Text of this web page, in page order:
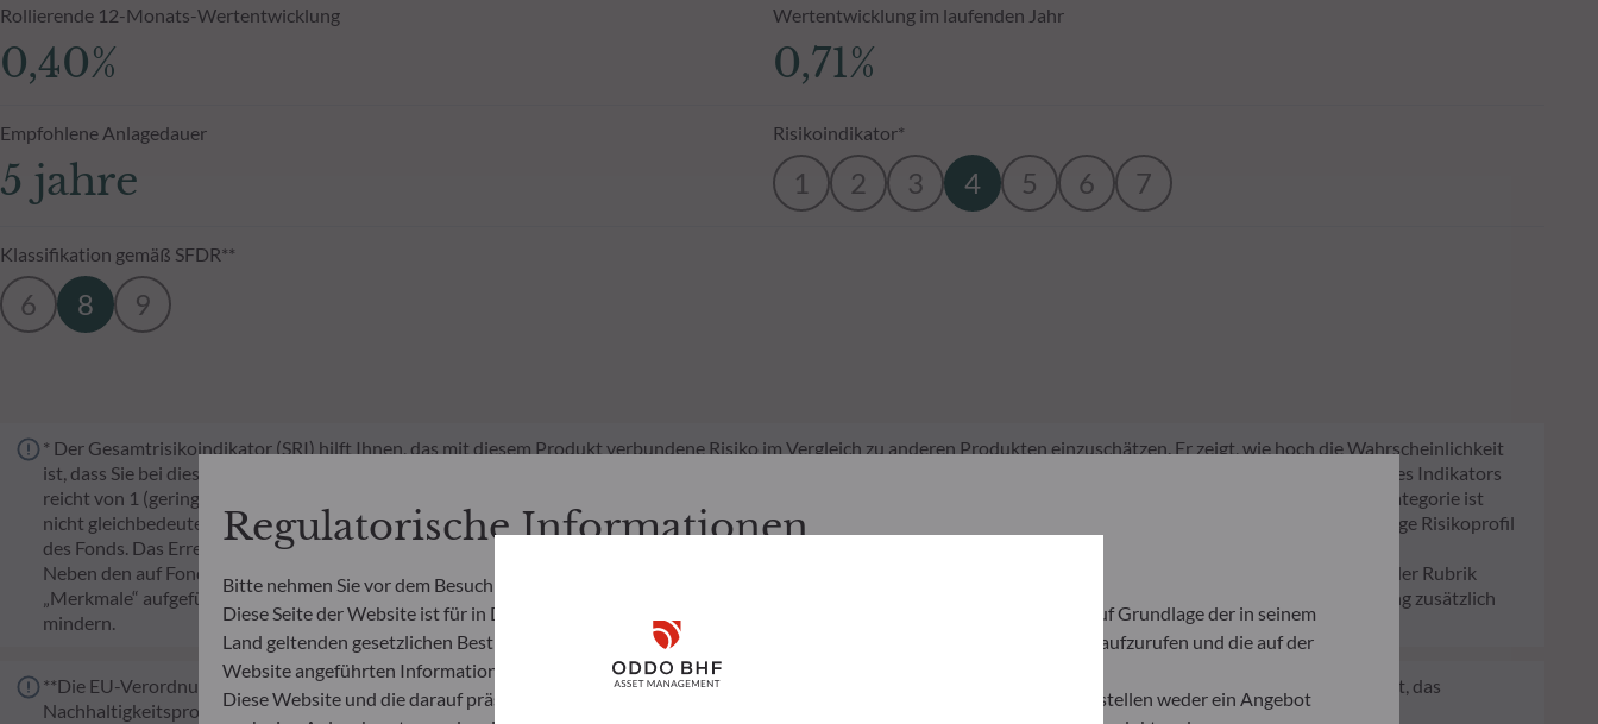
Disclaimer
Rollierende 12-Monats-Wertentwicklung
0,40%
Wertentwicklung im laufenden Jahr
0,71%
Empfohlene Anlagedauer
5 jahre
Risikoindikator*
1 2 3 4 5 6 7
Klassifikation gemäß SFDR**
6 8 9
* Der Gesamtrisikoindikator (SRI) hilft Ihnen, das mit diesem Produkt verbundene Risiko im Vergleich zu anderen Produkten einzuschätzen. Er zeigt, wie hoch die Wahrscheinlichkeit
ist, dass Sie bei diesem Produkt Geld verlieren, weil sich die Märkte in einer bestimmten Weise entwickeln oder wir nicht in der Lage sind, Sie auszubezahlen. Die Skala des Indikators
reicht von 1 (geringes Risiko) bis 7 (hohes Risiko). Die Einstufung ist nicht konstant und kann sich entsprechend dem Risikoprofil des Fonds verändern. Die niedrigste Kategorie ist
nicht gleichbedeutend mit risikolos. Historische Daten, wie sie zur Berechnung des SRI verwendet werden, sind möglicherweise kein verlässlicher Hinweis auf das künftige Risikoprofil
des Fonds. Das Erreichen der Anlageziele im Hinblick auf das Risiko kann nicht garantiert werden.
Neben den auf Fondsebene anfallenden Kosten wurde für einen Anlagebetrag von 1.000 Euro ein einmaliger Ausgabeaufschlag bzw. Rücknahmegebühr gemäß dem in der Rubrik
„Merkmale“ aufgeführten Prozentsatz des Rücknahmepreises berücksichtigt. Kosten für die Verwahrung von Fondsanteilen in Ihrem Depot können die Wertentwicklung zusätzlich
mindern.
**Die EU-Verordnung zur Offenlegung von Nachhaltigkeitsinformationen (Sustainable Finance Disclosure Regulation, SFDR) ist ein Regelwerk der EU, das darauf abzielt, das
Nachhaltigkeitsprofil von Fonds transparent, besser vergleichbar und für Endinvestoren besser verständlich zu machen.
Regulatorische Informationen
Bitte nehmen Sie vor dem Besuch der nachfolgenden Seiten folgende Informationen zur Kenntnis:
Diese Seite der Website ist für in Deutschland ansässige Personen bestimmt. Der Anleger ist gehalten, sich auf Grundlage der in seinem
Land geltenden gesetzlichen Bestimmungen zu vergewissern, dass es ihm rechtlich gestattet ist, diese Seiten aufzurufen und die auf der
Website angeführten Informationen und Dienstleistungen zu nutzen und abzufragen.
Diese Website und die darauf präsentierten Informationen dienen ausschließlich Informationszwecken und stellen weder ein Angebot